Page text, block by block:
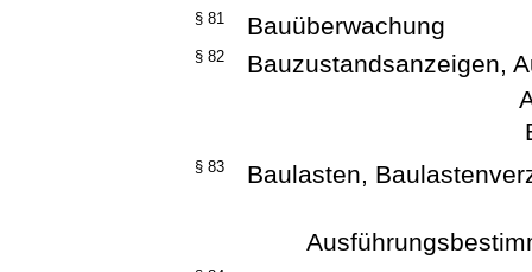
§ 81 Bauüberwachung
§ 82
Bauzustandsanzeigen,
§ 83 Baulasten,